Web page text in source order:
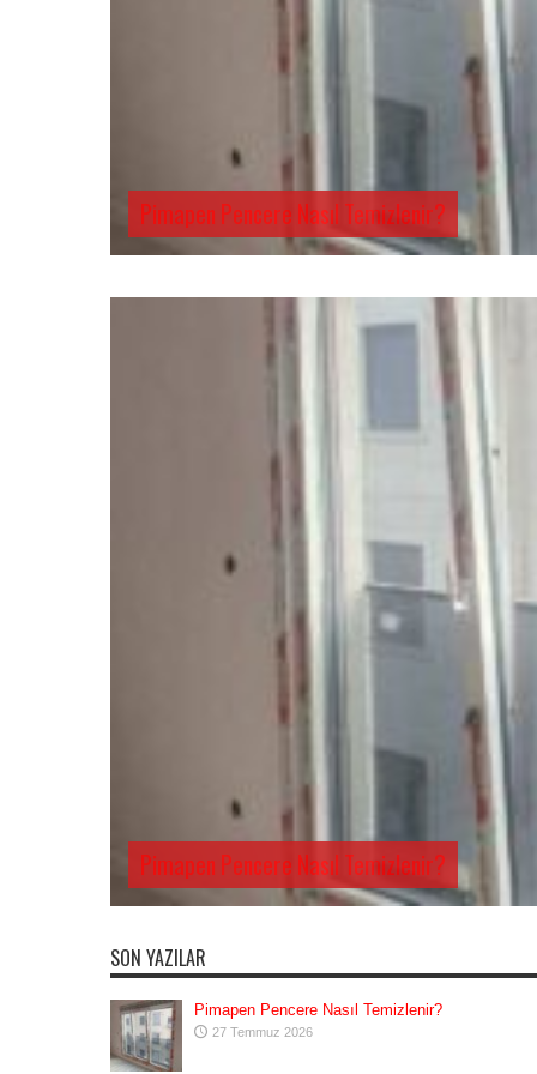
Pimapen Pencere Nasıl Temizlenir?
Pimapen Pencere Nasıl Temizlenir?
SON YAZILAR
Pimapen Pencere Nasıl Temizlenir?
27 Temmuz 2026